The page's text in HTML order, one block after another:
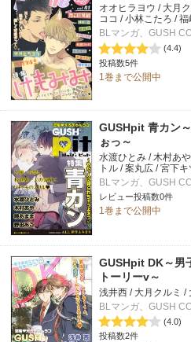
オオヒラヨウ / 大月
ココ / 小林こたろ /
BLマンガ、GUSH
(4.4)
投稿数5件
1巻まで公開中
GUSHpit 青カン
ぉっ～
水渡ひとみ / 木村あ
トル / 案丸広 / 宮下
BLマンガ、GUSH
レビュー投稿数0件
1巻まで公開中
GUSHpit DK～男
トーリーv～
浅井西 / 大月クルミ /
BLマンガ、GUSH
(4.0)
投稿数2件